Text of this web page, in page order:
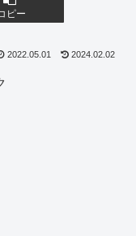
ピー
2022.05.01 2024.02.02